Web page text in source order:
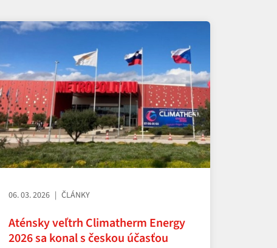
06. 03. 2026 ČLÁNKY
Aténsky veľtrh Climatherm Energy
2026 sa konal s českou účasťou